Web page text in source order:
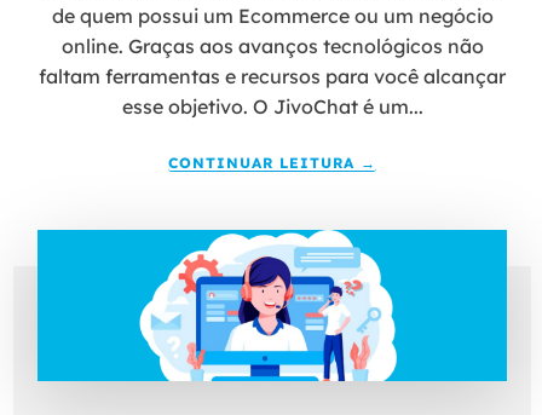
de quem possui um Ecommerce ou um negócio
online. Graças aos avanços tecnológicos não
faltam ferramentas e recursos para você alcançar
esse objetivo. O JivoChat é um...
CONTINUAR LEITURA →